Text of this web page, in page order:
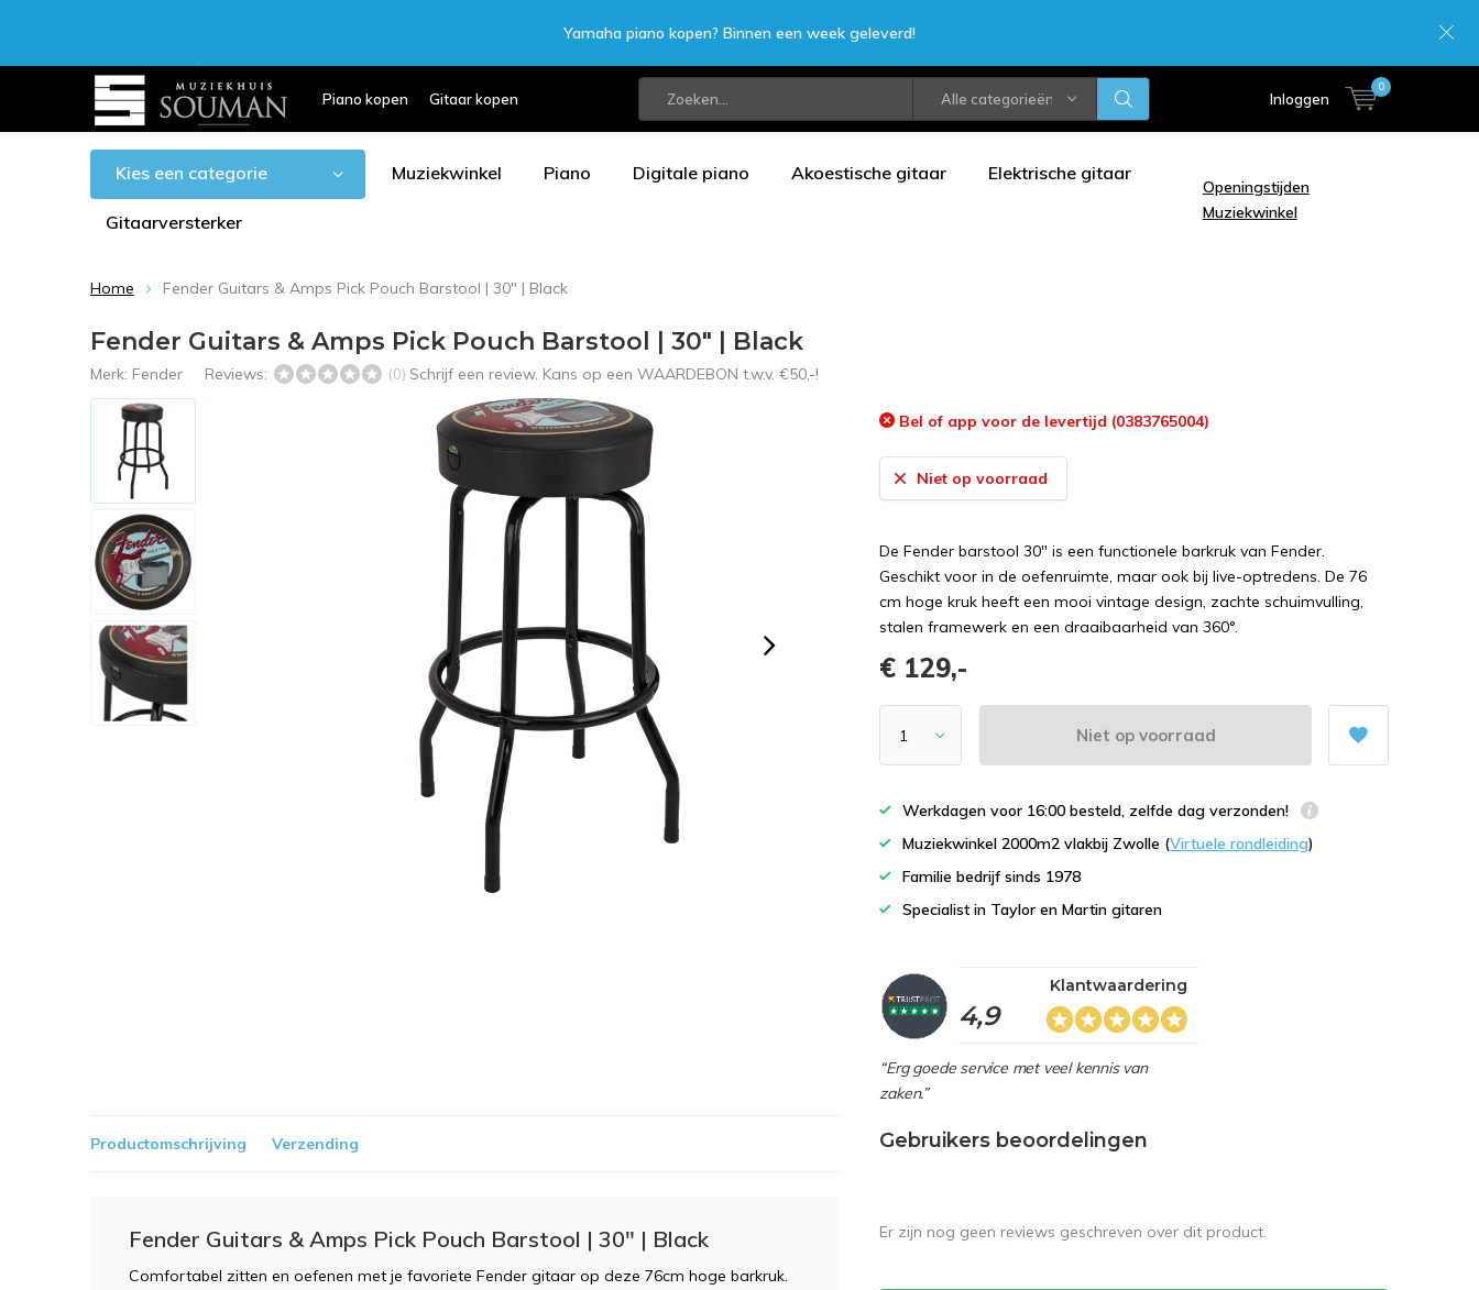
Piano kopen Gitaar kopen Alle categorieën Inloggen
0
Yamaha piano kopen? Binnen een week geleverd!
Kies een categorie Muziekwinkel Piano Digitale piano Akoestische gitaar Elektrische gitaar
Gitaarversterker
Openingstijden
Muziekwinkel
Home Fender Guitars & Amps Pick Pouch Barstool | 30" | Black
Fender Guitars & Amps Pick Pouch Barstool | 30" | Black
Merk: Fender Reviews: (0) Schrijf een review. Kans op een WAARDEBON t.w.v. €50,-!
Bel of app voor de levertijd (0383765004)
Niet op voorraad
De Fender barstool 30" is een functionele barkruk van Fender.
Geschikt voor in de oefenruimte, maar ook bij live-optredens. De 76
cm hoge kruk heeft een mooi vintage design, zachte schuimvulling,
stalen framewerk en een draaibaarheid van 360°.
€ 129,-
Niet op voorraad
Werkdagen voor 16:00 besteld, zelfde dag verzonden!
Muziekwinkel 2000m2 vlakbij Zwolle (Virtuele rondleiding)
Familie bedrijf sinds 1978
Specialist in Taylor en Martin gitaren
4,9
Klantwaardering
“Erg goede service met veel kennis van
zaken.”
Productomschrijving Verzending
Fender Guitars & Amps Pick Pouch Barstool | 30" | Black
Comfortabel zitten en oefenen met je favoriete Fender gitaar op deze 76cm hoge barkruk.
Gebruikers beoordelingen
Er zijn nog geen reviews geschreven over dit product.